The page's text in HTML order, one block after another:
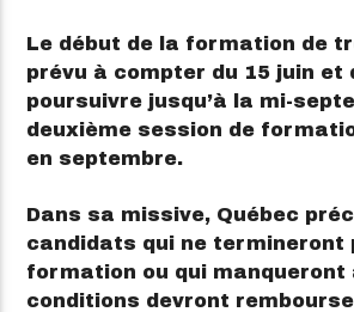
Le début de la formation de
prévu à compter du 15 juin et
poursuivre jusqu’à la mi-
deuxième session de
en septembre.
Dans sa missive, Québec
candidats qui ne termineront
formation ou qui manqueront
conditions devront